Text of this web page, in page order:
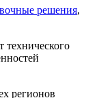
решения,
технического
регионов